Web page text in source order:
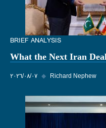
BRIEF ANALYSIS
What the Next Iran
٠٧‏/٠٨‏/٢٠٢٦ ◆ Richard Nephew